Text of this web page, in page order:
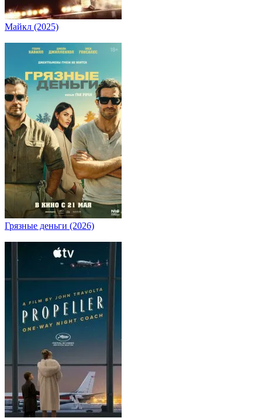
Майкл (2025)
Грязные деньги (2026)